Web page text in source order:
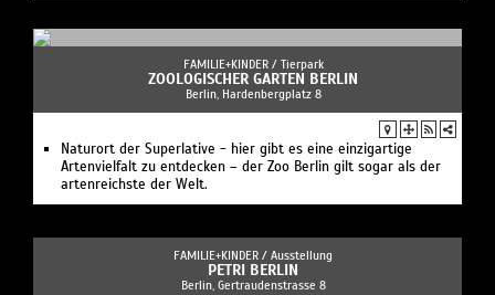
FAMILIE+KINDER / Tierpark
ZOOLOGISCHER GARTEN BERLIN
Berlin, Hardenbergplatz 8
Naturort der Superlative - hier gibt es eine einzigartige
Artenvielfalt zu entdecken – der Zoo Berlin gilt sogar als der
artenreichste der Welt.
FAMILIE+KINDER / Ausstellung
PETRI BERLIN
Berlin, Gertraudenstrasse 8